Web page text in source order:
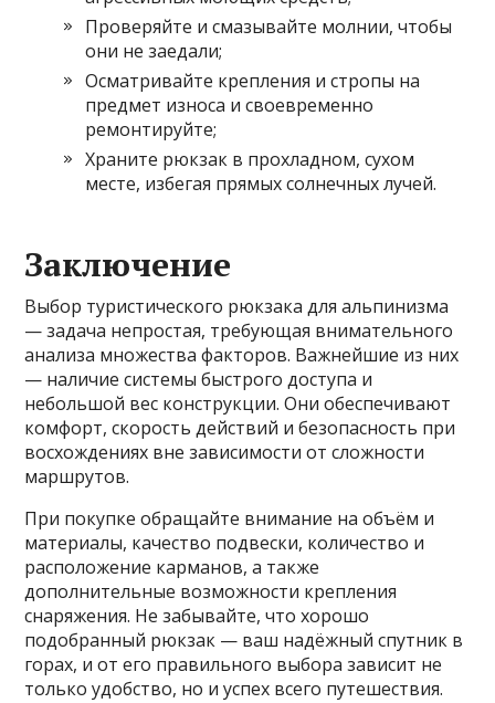
Проверяйте и смазывайте молнии, чтобы
они не заедали;
Осматривайте крепления и стропы на
предмет износа и своевременно
ремонтируйте;
Храните рюкзак в прохладном, сухом
месте, избегая прямых солнечных лучей.
Заключение
Выбор туристического рюкзака для альпинизма
— задача непростая, требующая внимательного
анализа множества факторов. Важнейшие из них
— наличие системы быстрого доступа и
небольшой вес конструкции. Они обеспечивают
комфорт, скорость действий и безопасность при
восхождениях вне зависимости от сложности
маршрутов.
При покупке обращайте внимание на объём и
материалы, качество подвески, количество и
расположение карманов, а также
дополнительные возможности крепления
снаряжения. Не забывайте, что хорошо
подобранный рюкзак — ваш надёжный спутник в
горах, и от его правильного выбора зависит не
только удобство, но и успех всего путешествия.